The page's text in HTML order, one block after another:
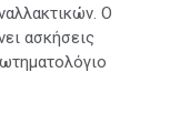
Ο
ασκήσεις